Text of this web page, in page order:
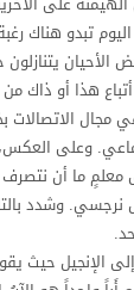
تبدو هناك
هذا أو ذاك
مجال
وعلى
معلمٍ ما أن
نرجسي. وشدد
الإنجيل حيث